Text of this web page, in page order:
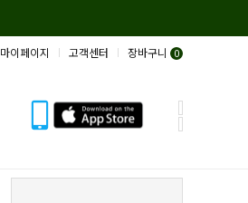
마이페이지 고객센터 장바구니 0